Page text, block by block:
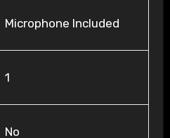
‎Microphone Included
‎1
‎No